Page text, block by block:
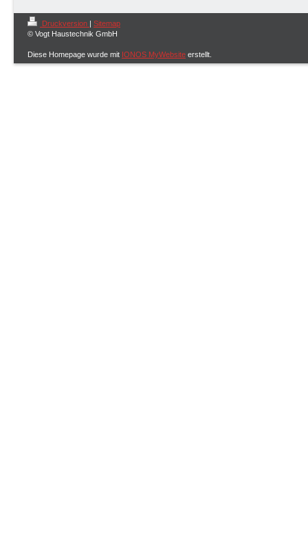
Druckversion | Sitemap
© Vogt Haustechnik GmbH
Diese Homepage wurde mit IONOS MyWebsite erstellt.